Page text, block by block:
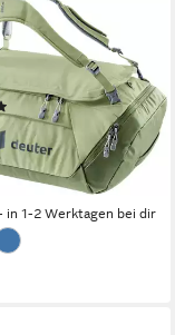
DUFFEL PRO 40
Funktionen
Volumen
€ UVP140,00 €
in 1-2 Werktagen bei dir